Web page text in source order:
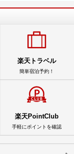
楽天トラベル
簡単宿泊予約！
楽天PointClub
手軽にポイントを確認